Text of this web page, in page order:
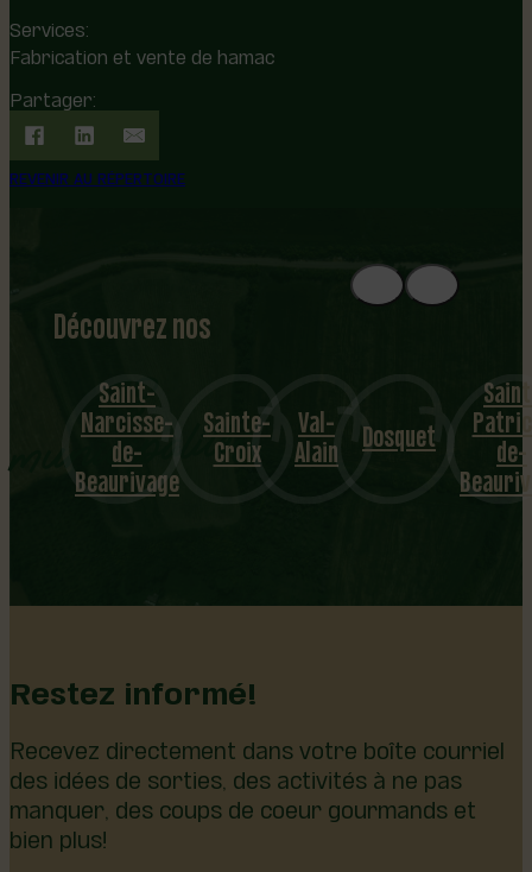
Services:
Fabrication et vente de hamac
Partager:
REVENIR AU RÉPERTOIRE
Découvrez nos
1
8
mu
nicipalités
Saint-
Narcisse-
de-
Beaurivage
Sainte-
Croix
Val-
Alain Dosquet de-
Restez informé!
Recevez directement dans votre boîte courriel
des idées de sorties, des activités à ne pas
manquer, des coups de coeur gourmands et
bien plus!